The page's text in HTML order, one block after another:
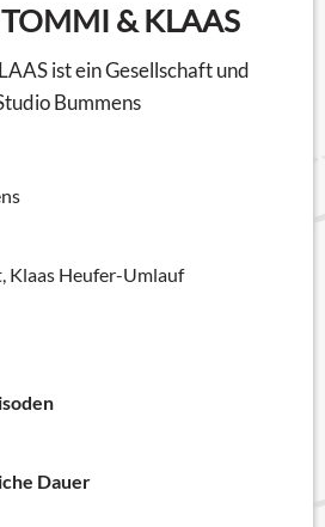
& KLAAS
ist ein Gesellschaft und
Bummens
Klaas Heufer-Umlauf
Dauer